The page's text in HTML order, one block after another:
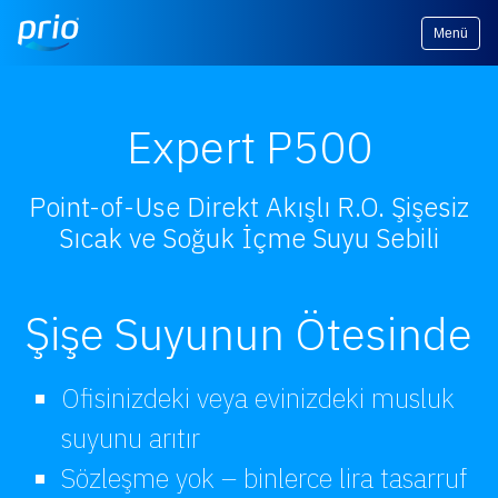
Menü
Expert P500
Point-of-Use Direkt Akışlı R.O. Şişesiz
Sıcak ve Soğuk İçme Suyu Sebili
Şişe Suyunun Ötesinde
Ofisinizdeki veya evinizdeki musluk
suyunu arıtır
Sözleşme yok – binlerce lira tasarruf